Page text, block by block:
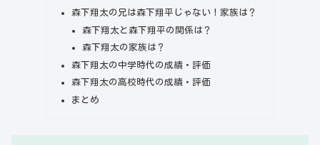
森下翔太の兄は森下翔平じゃない！家族は？
森下翔太と森下翔平の関係は？
森下翔太の家族は？
森下翔太の中学時代の成績・評価
森下翔太の高校時代の成績・評価
まとめ